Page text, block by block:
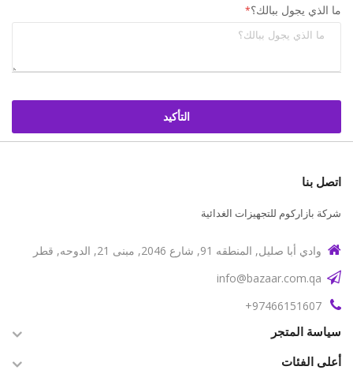
ما الذي يجول ببالك؟
التأكيد
اتصل بنا
شركة بازاركوم للتجهيزات الغدائية
وادي أبا صليل, المنطقه 91, شارع 2046, مبنى 21, الدوحه, قطر
info@bazaar.com.qa
97466151607+
سياسة المتجر
أعلى الفئات